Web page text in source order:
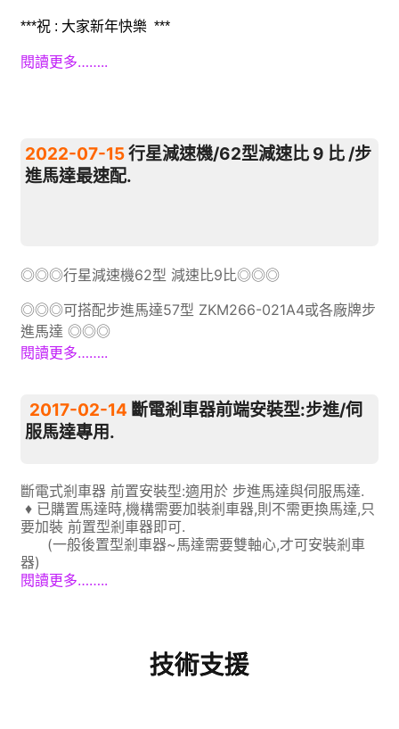
***祝 : 大家新年快樂 ***
閱讀更多……..
2022-07-15行星減速機/62型減速比 9 比 /步
進馬達最速配.
◎◎◎行星減速機62型 減速比9比◎◎◎
◎◎◎可搭配步進馬達57型 ZKM266-021A4或各廠牌步
進馬達 ◎◎◎
閱讀更多……..
2017-02-14 斷電剎車器前端安裝型:步進/伺
服馬達專用.
斷電式剎車器 前置安裝型:適用於 步進馬達與伺服馬達.
♦ 已購置馬達時,機構需要加裝剎車器,則不需更換馬達,只
要加裝 前置型剎車器即可.
(一般後置型剎車器~馬達需要雙軸心,才可安裝剎車
器)
閱讀更多……..
技術支援